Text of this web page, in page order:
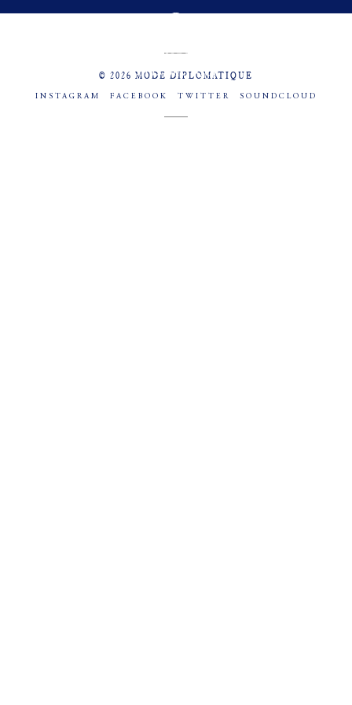
© 2026 MODE DIPLOMATIQUE
INSTAGRAM FACEBOOK TWITTER SOUNDCLOUD